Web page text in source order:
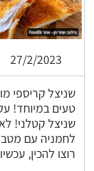
27/2/2023
שניצל קריספי
טעים במיוחד!
שניצל קטלני!
לחמניה עם
רוצו להכין,